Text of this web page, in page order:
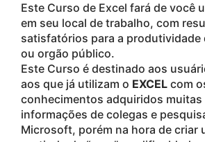
Este Curso de Excel fará de você
em seu local de trabalho, com
satisfatórios para a produtividade
ou orgão público.
Este Curso é destinado aos
aos que já utilizam o EXCEL com
conhecimentos adquiridos muitas
informações de colegas e
Microsoft, porém na hora de criar